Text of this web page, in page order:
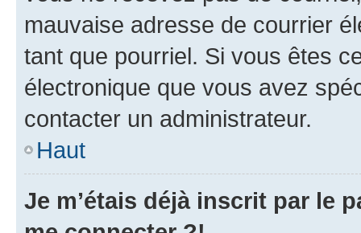
mauvaise adresse de courrier
tant que pourriel. Si vous êtes
électronique que vous avez
contacter un administrateur.
Haut
Je m’étais déjà inscrit par le